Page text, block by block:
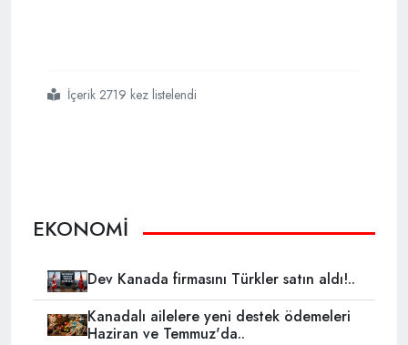
#ihracatta
#yeni
#bir
#cumhuriyet
#tarihi
#rekorunu
#kırdıkİçerik 2719 kez listelendi
EKONOMİ
Dev Kanada firmasını Türkler satın aldı!..
Kanadalı ailelere yeni destek ödemeleri
Haziran ve Temmuz'da..